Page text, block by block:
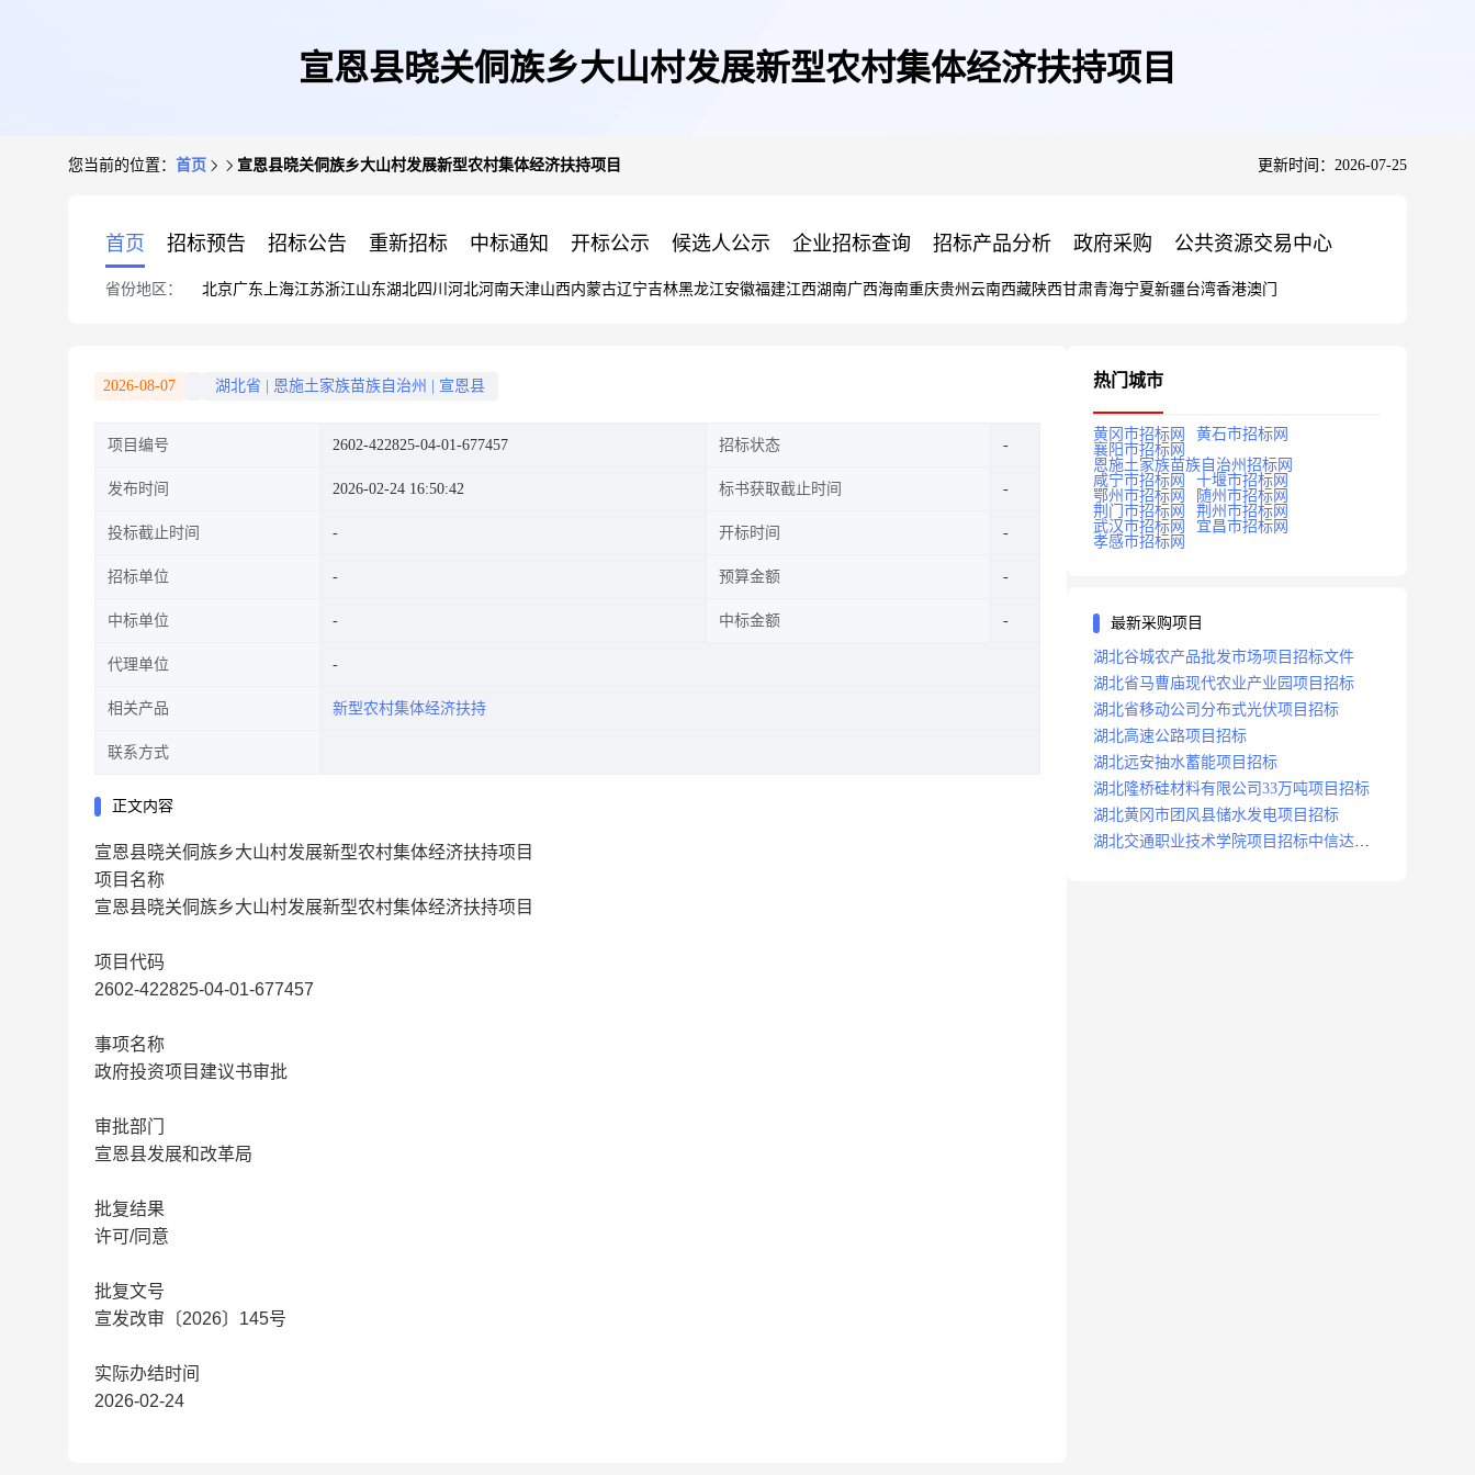
宣恩县晓关侗族乡大山村发展新型农村集体经济扶持项目
您当前的位置： 首页 宣恩县晓关侗族乡大山村发展新型农村集体经济扶持项目 更新时间：2026-07-25
首页 招标预告 招标公告 重新招标 中标通知 开标公示 候选人公示 企业招标查询 招标产品分析 政府采购 公共资源交易中心
省份地区： 北京广东 上海江苏浙江山东湖北四川 河北河南天津山西内蒙古辽宁吉林黑龙江安徽福建江西湖南广西海南重庆贵州 云南西藏陕西甘肃青海宁夏新疆台湾香港澳门
2026-08-07 湖北省 恩施土家族苗族自治州 宣恩县
项目编号 2602-422825-04-01-677457 招标状态
发布时间 2026-02-24 16:50:42 标书获取截止时间
投标截止时间 开标时间
招标单位 预算金额
中标单位 中标金额
代理单位
相关产品 新型农村集体经济扶持
联系方式
正文内容
宣恩县晓关侗族乡大山村发展新型农村集体经济扶持项目
项目名称
宣恩县晓关侗族乡大山村发展新型农村集体经济扶持项目
项目代码
2602-422825-04-01-677457
事项名称
政府投资项目建议书审批
审批部门
宣恩县发展和改革局
批复结果
许可/同意
批复文号
宣发改审〔2026〕145号
实际办结时间
2026-02-24
热门城市
黄冈市招标网
黄石市招标网
襄阳市招标网
恩施土家族苗族自治州招标网
咸宁市招标网
十堰市招标网
鄂州市招标网
随州市招标网
荆门市招标网
荆州市招标网
武汉市招标网
宜昌市招标网
孝感市招标网
最新采购项目
湖北谷城农产品批发市场项目招标文件
湖北省马曹庙现代农业产业园项目招标
湖北省移动公司分布式光伏项目招标
湖北高速公路项目招标
湖北远安抽水蓄能项目招标
湖北隆桥硅材料有限公司33万吨项目招标
湖北黄冈市团风县储水发电项目招标
湖北交通职业技术学院项目招标中信达咨